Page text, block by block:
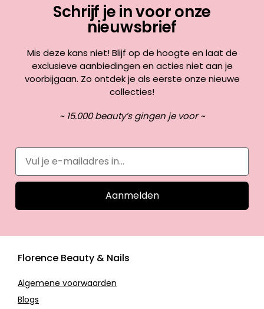
Schrijf je in voor onze
nieuwsbrief
Mis deze kans niet! Blijf op de hoogte en laat de
exclusieve aanbiedingen en acties niet aan je
voorbijgaan. Zo ontdek je als eerste onze nieuwe
collecties!
~ 15.000 beauty’s gingen je voor ~
Aanmelden
Florence Beauty & Nails
Algemene voorwaarden
Blogs